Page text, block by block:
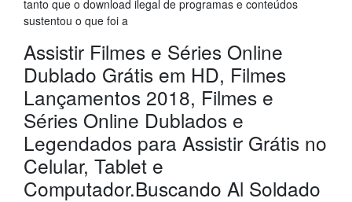
tanto que o download ilegal de programas e conteúdos
sustentou o que foi a
Assistir Filmes e Séries Online
Dublado Grátis em HD, Filmes
Lançamentos 2018, Filmes e
Séries Online Dublados e
Legendados para Assistir Grátis no
Celular, Tablet e
Computador.Buscando Al Soldado